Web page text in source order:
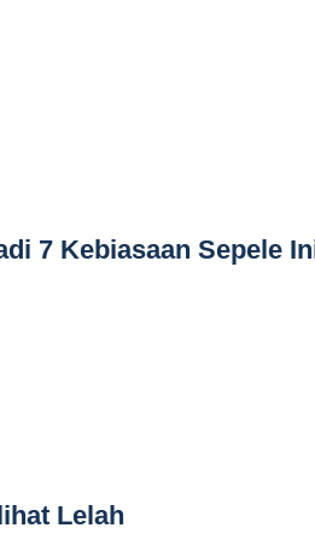
7 Kebiasaan Sepele
Lelah